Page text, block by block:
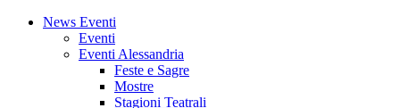
News Eventi
Eventi
Eventi Alessandria
Feste e Sagre
Mostre
Stagioni Teatrali